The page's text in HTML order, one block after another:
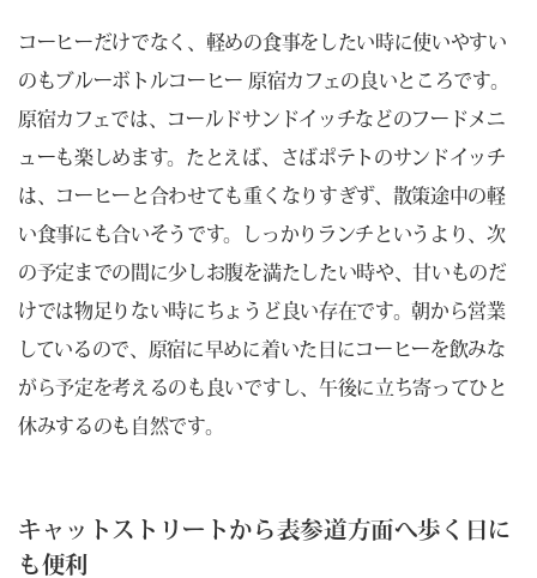
コーヒーだけでなく、軽めの食事をしたい時に使いやすい
のもブルーボトルコーヒー 原宿カフェの良いところです。
原宿カフェでは、コールドサンドイッチなどのフードメニ
ューも楽しめます。たとえば、さばポテトのサンドイッチ
は、コーヒーと合わせても重くなりすぎず、散策途中の軽
い食事にも合いそうです。しっかりランチというより、次
の予定までの間に少しお腹を満たしたい時や、甘いものだ
けでは物足りない時にちょうど良い存在です。朝から営業
しているので、原宿に早めに着いた日にコーヒーを飲みな
がら予定を考えるのも良いですし、午後に立ち寄ってひと
休みするのも自然です。
キャットストリートから表参道方面へ歩く日に
も便利